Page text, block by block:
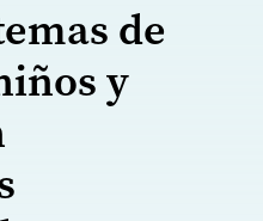
de
y